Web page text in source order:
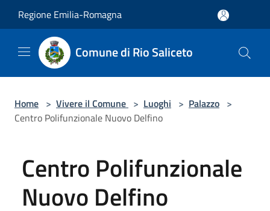
Regione Emilia-Romagna
Comune di Rio Saliceto
Home > Vivere il Comune > Luoghi > Palazzo >
Centro Polifunzionale Nuovo Delfino
Centro Polifunzionale
Nuovo Delfino